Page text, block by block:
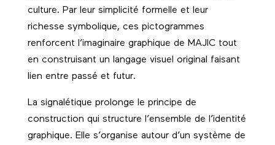
culture. Par leur simplicité formelle et leur
richesse symbolique, ces pictogrammes
renforcent l’imaginaire graphique de MAJIC tout
en construisant un langage visuel original faisant
lien entre passé et futur.
La signalétique prolonge le principe de
construction qui structure l’ensemble de l’identité
graphique. Elle s’organise autour d’un système de